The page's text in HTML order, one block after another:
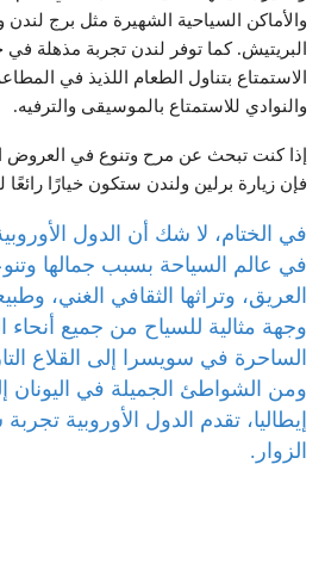
والأماكن السياحية الشهيرة مثل برج
البريتيش. كما توفر لندن تجربة مذهلة في
الاستمتاع بتناول الطعام اللذيذ في
والنوادي للاستمتاع بالموسيقى والترفيه.
إذا كنت تبحث عن مرح وتنوع في العروض
فإن زيارة برلين ولندن ستكون خيارًا رائعًا
في الختام، لا شك أن الدول
في عالم السياحة بسبب جمالها
العريق، وتراثها الثقافي الغني،
وجهة مثالية للسياح من جميع أنحاء
الساحرة في سويسرا إلى القلاع
ومن الشواطئ الجميلة في اليونان
إيطاليا، تقدم الدول الأوروبية
الزوار.